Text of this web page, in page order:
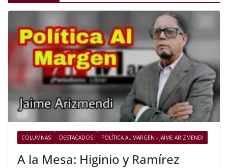
COLUMNAS DESTACADOS POLÍTICA AL MARGEN - JAIME ARIZMENDI
A la Mesa: Higinio y Ramírez